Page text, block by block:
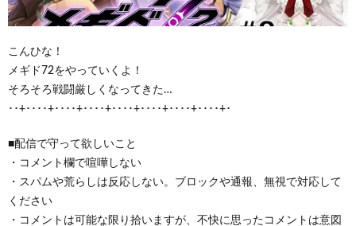
こんひな！
メギド72をやっていくよ！
そろそろ戦闘厳しくなってきた…
･･+････+････+････+････+････+････+････+･
■配信で守って欲しいこと
・コメント欄で喧嘩しない
・スパムや荒らしは反応しない。ブロックや通報、無視で対応して
ください
・コメントは可能な限り拾いますが、不快に思ったコメントは意図